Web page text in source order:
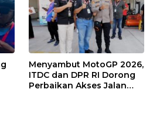
Menyambut MotoGP 2026,
ITDC dan DPR RI Dorong
Perbaikan Akses Jalan